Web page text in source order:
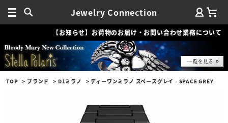
Jewelry Connection
【お知らせ】お荷物のお届け・お問い合わせ業務について
TOP ブランド D1ミラノ ディーワンミラノ スペースグレイ - SPACE GREY